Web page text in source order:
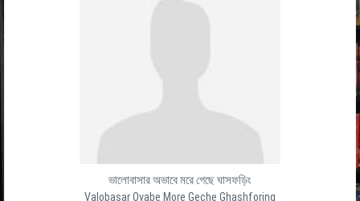
ভালোবাসার অভাবে মরে গেছে ঘাসফড়িং
Valobasar Ovabe More Geche Ghashforing